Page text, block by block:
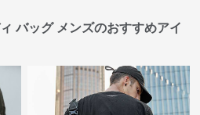
バッグ メンズのおすすめアイ